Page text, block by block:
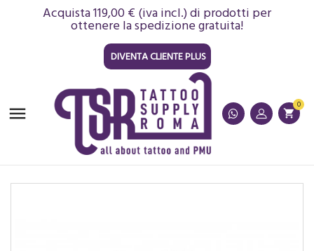
Acquista 119,00 € (iva incl.) di prodotti per
ottenere la spedizione gratuita!
DIVENTA CLIENTE PLUS
 shopping_cart
0